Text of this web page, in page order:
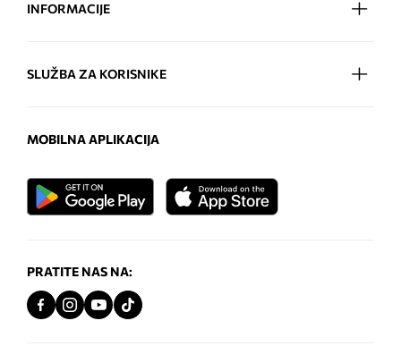
INFORMACIJE
SLUŽBA ZA KORISNIKE
MOBILNA APLIKACIJA
PRATITE NAS NA: